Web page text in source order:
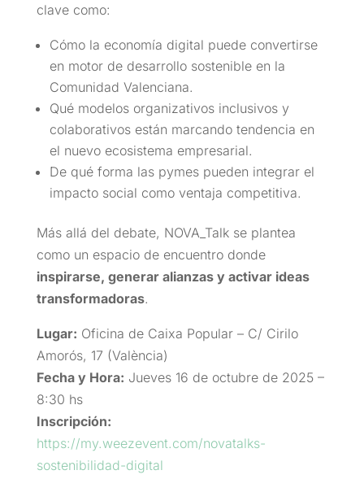
clave como:
Cómo la economía digital puede convertirse
en motor de desarrollo sostenible en la
Comunidad Valenciana.
Qué modelos organizativos inclusivos y
colaborativos están marcando tendencia en
el nuevo ecosistema empresarial.
De qué forma las pymes pueden integrar el
impacto social como ventaja competitiva.
Más allá del debate, NOVA_Talk se plantea
como un espacio de encuentro donde
inspirarse, generar alianzas y activar ideas
transformadoras.
Lugar: Oficina de Caixa Popular – C/ Cirilo
Amorós, 17 (València)
Fecha y Hora: Jueves 16 de octubre de 2025 –
8:30 hs
Inscripción:
https://my.weezevent.com/novatalks-
sostenibilidad-digital